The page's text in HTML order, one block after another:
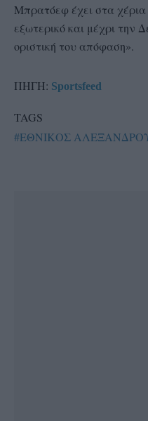
Μπρατόεφ έχει στα
εξωτερικό και μέχρι την
οριστική του απόφαση».
ΠΗΓΗ: Sportsfeed
TAGS
#ΕΘΝΙΚΟΣ